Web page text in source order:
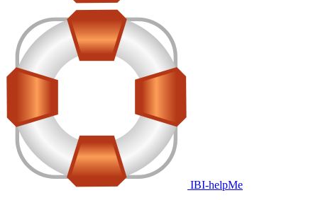
IBI-helpMe